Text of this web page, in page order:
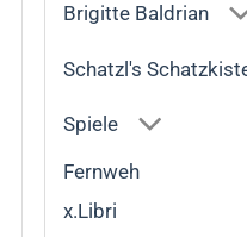
Brigitte Baldrian
Schatzl's
Spiele
Fernweh
x.Libri